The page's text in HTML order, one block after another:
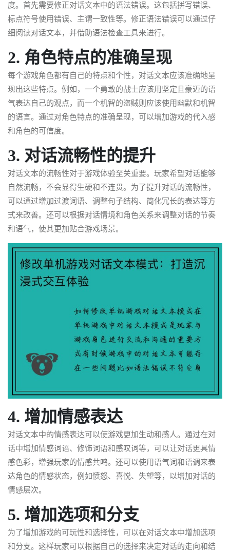
度。首先需要修正对话文本中的语法错误。这包括拼写错误、
标点符号使用错误、主谓一致性等。修正语法错误可以通过仔
细阅读对话文本，并借助语法检查工具来进行。
2. 角色特点的准确呈现
每个游戏角色都有自己的特点和个性，对话文本应该准确地呈
现出这些特点。例如，一个勇敢的战士应该用坚定且豪迈的语
气表达自己的观点，而一个机智的盗贼则应该使用幽默和机智
的语言。通过对角色特点的准确呈现，可以增加游戏的代入感
和角色的可信度。
3. 对话流畅性的提升
对话文本的流畅性对于游戏体验至关重要。玩家希望对话能够
自然流畅，不会显得生硬和不连贯。为了提升对话的流畅性，
可以通过增加过渡词语、调整句子结构、简化冗长的表达等方
式来改善。还可以根据对话情境和角色关系来调整对话的节奏
和语气，使其更加贴合游戏场景。
4. 增加情感表达
对话文本中的情感表达可以使游戏更加生动和感人。通过在对
话中增加情感词语、修饰词语和感叹词等，可以让对话更具情
感色彩，增强玩家的情感共鸣。还可以使用语气词和语调来表
达角色的情感状态，例如愤怒、喜悦、失望等，以增加对话的
情感层次。
5. 增加选项和分支
为了增加游戏的可玩性和选择性，可以在对话文本中增加选项
和分支。这样玩家可以根据自己的选择来决定对话的走向和结